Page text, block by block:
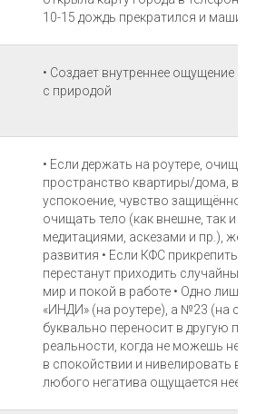
10-15 дождь прекратился и
• Создает внутреннее ощущение
с природой
• Если держать на роутере,
пространство квартиры/дома,
успокоение, чувство
очищать тело (как внешне, так и
медитациями, аскезами и пр.),
развития • Если КФС прикрепить
перестанут приходить случайные
мир и покой в работе • Одно лишь
«ИНДИ» (на роутере), а №23 (на
буквально переносит в другую
реальности, когда не можешь
в спокойствии и нивелировать
любого негатива ощущается